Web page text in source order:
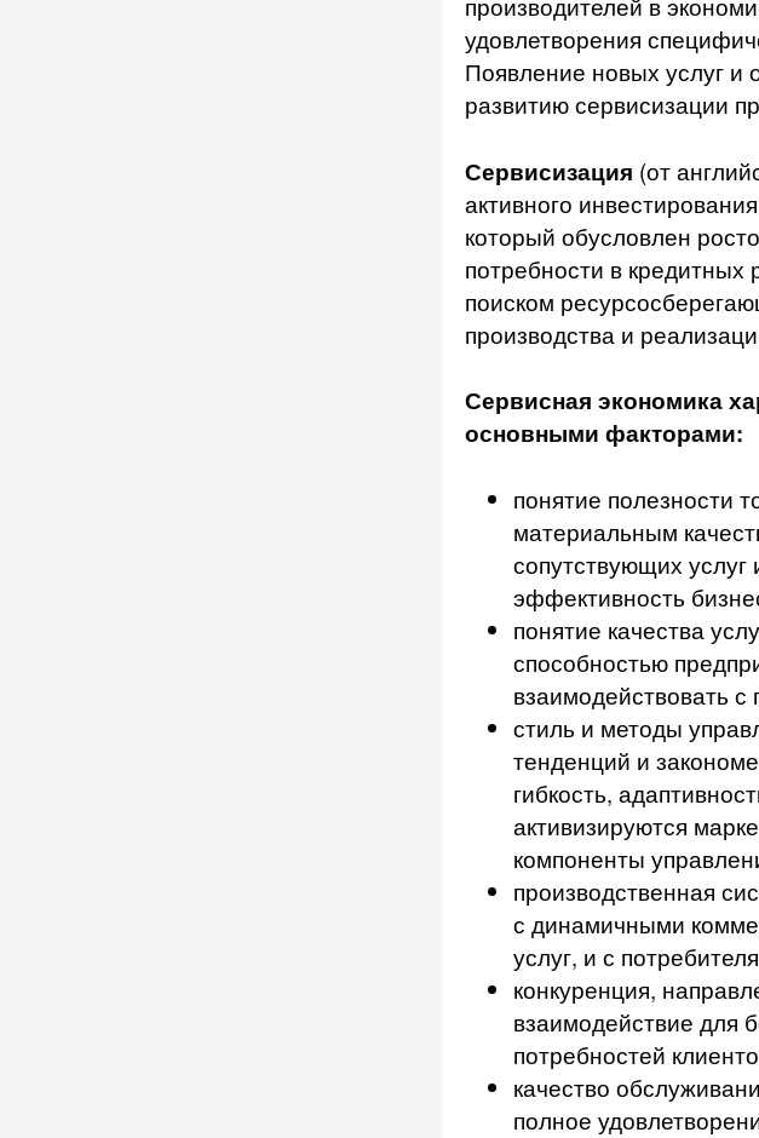
удовлетворения
Появление новых услуг и
раз­витию сервисизации
Сервисизация (от
активного
который обусловлен
потребности в
поиском
производства и
Сервисная экономика
основными факторами:
понятие полезности
мате­риальным
сопутствующих
эффективность
понятие качества
способностью
взаимодействовать с
стиль и методы
тен­денций и
гибкость,
активизируются
компоненты
производственная
с ди­намичными
услуг, и с
конкуренция,
взаимодейст­вие для
потребностей
качество
полное